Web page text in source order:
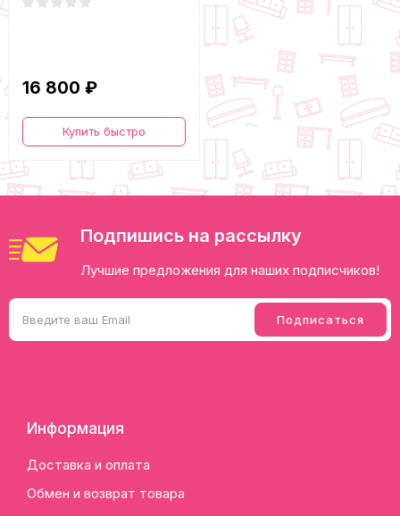
16 800 ₽
Купить быстро
Подпишись на рассылку
Лучшие предложения для наших подписчиков!
Информация
Доставка и оплата
Обмен и возврат товара